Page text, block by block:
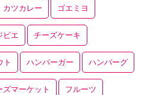
カツカレー ゴエミヨ
ビエ チーズケーキ
ト ハンバーガー ハンバーグ
ズマーケット フルーツ